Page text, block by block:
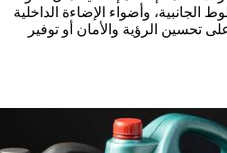
الجانبية، وأضواء الإضاءة الداخلية
تحسين الرؤية والأمان أو توفير